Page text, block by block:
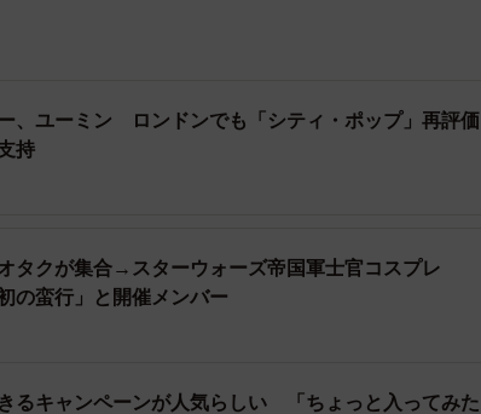
、ユーミン ロンドンでも「シティ・ポップ」再評価
持
タクが集合→スターウォーズ帝国軍士官コスプレ
の蛮行」と開催メンバー
るキャンペーンが人気らしい 「ちょっと入ってみた